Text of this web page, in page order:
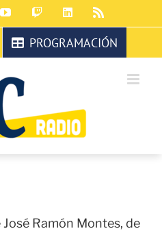
YouTubeTwitchLinkedIn
PROGRAMACIÓN
Ramón Montes, de